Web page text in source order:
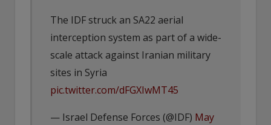
The IDF struck an SA22 aerial
interception system as part of a wide-
scale attack against Iranian military
sites in Syria
pic.twitter.com/dFGXIwMT45
— Israel Defense Forces (@IDF) May